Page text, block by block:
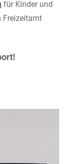
für Kinder und
Freizeitamt